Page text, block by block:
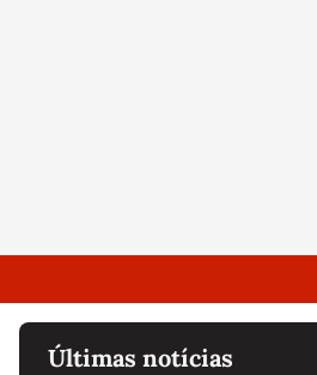
Últimas notícias